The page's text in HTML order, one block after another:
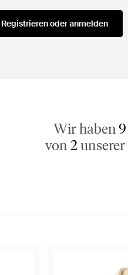
Registrieren oder anmelden
Wir haben9
von 2